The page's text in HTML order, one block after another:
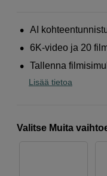
AI
6K-video ja 20
Tallenna
Lisää tietoa
Valitse Muita